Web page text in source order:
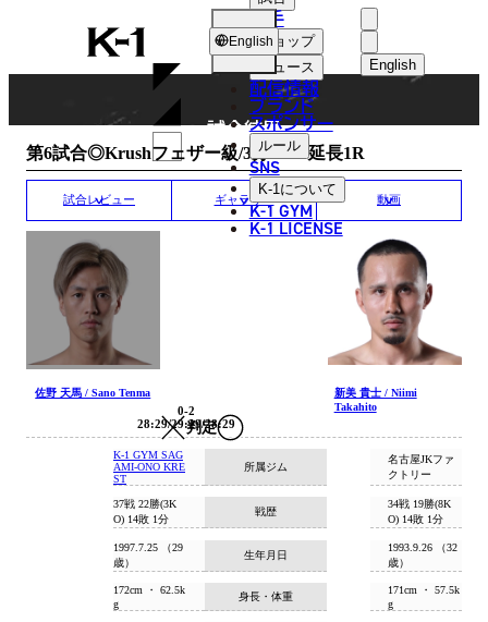
K-
1
English
한국어
中文（简体
中文（繁體
العربية
選手
ショップ
ニュース
配信情報
ブランド
スポンサー
ルール
SNS
K-1について
K-1 GYM
K-1 LICENSE
English
MATCH RESULT
試合結果
第6試合◎Krushフェザー級/3分3R・延長1R
試合レビュー ギャラリー 動画
佐野 天馬 / Sano Tenma
判定
0-2
28:29/29:29/28:29
新美 貴士 / Niimi
Takahito
所属ジム
K-1 GYM SAG
AMI-ONO KRE
ST
名古屋JKファ
クトリー
戦歴
37戦 22勝(3K
O) 14敗 1分
34戦 19勝(8K
O) 14敗 1分
生年月日
1997.7.25 （29
歳）
1993.9.26 （32
歳）
身長・体重
172cm ・ 62.5k
g
171cm ・ 57.5k
g